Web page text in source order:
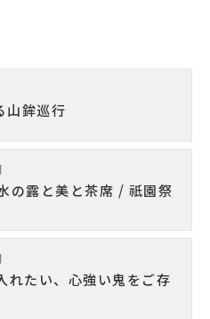
山鉾巡行
の露と美と茶席 / 祇園祭
れたい、心強い鬼をご存